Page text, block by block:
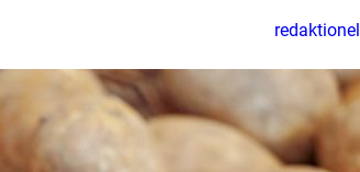
redaktionel